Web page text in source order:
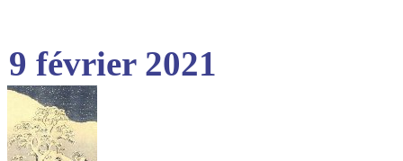
9 février 2021